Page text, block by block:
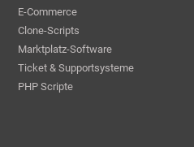
E-Commerce
Clone-Scripts
Marktplatz-Software
Ticket & Supportsysteme
PHP Scripte